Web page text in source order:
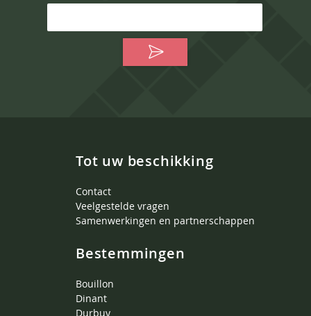
Tot uw beschikking
Contact
Veelgestelde vragen
Samenwerkingen en partnerschappen
Bestemmingen
Bouillon
Dinant
Durbuy